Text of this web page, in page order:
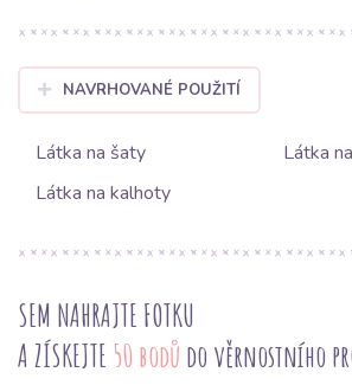
NAVRHOVANÉ POUŽITÍ
Látka na šaty
Látka
Látka na kalhoty
SEM NAHRAJTE FOTKU
A ZÍSKEJTE 50 bodů do věrnostního